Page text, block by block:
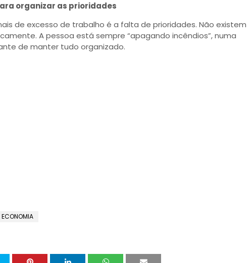
organizar as prioridades
de excesso de trabalho é a falta de prioridades. Não existem
A pessoa está sempre “apagando incêndios”, numa
de manter tudo organizado.
ECONOMIA